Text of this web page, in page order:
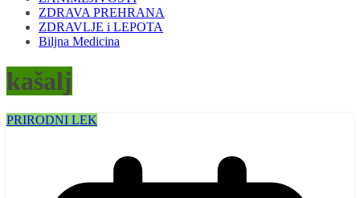
ZDRAVA PREHRANA
ZDRAVLJE i LEPOTA
Biljna Medicina
kašalj
PRIRODNI LEK